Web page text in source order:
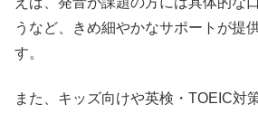
うなど、きめ細やかなサポートが提
す。
また、キッズ向けや英検・TOEIC対